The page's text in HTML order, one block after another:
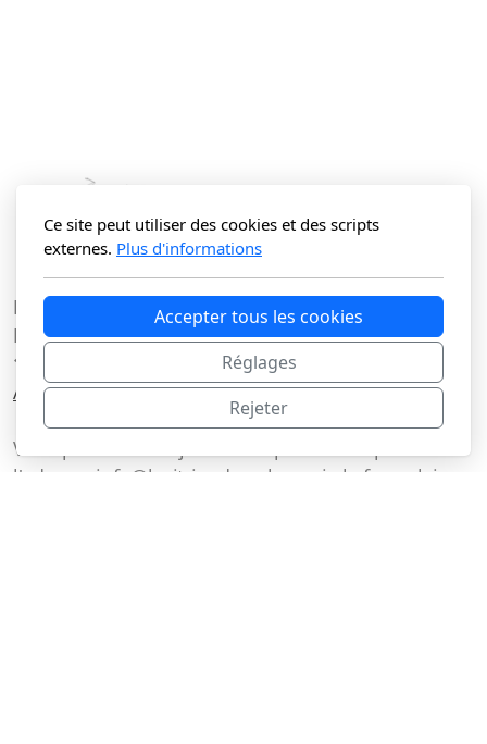
La Vitrine du N Sàrl
Route du Lac 3C
1427 Bonvillars
Accueil Shop Conditions
Vous pouvez nous joindre de préférence par mail à
l'adresse info@lavitrinedun.ch ou via le formulaire
Ce site peut utiliser des cookies et des scripts
externes. Plus d'informations
Accepter tous les cookies
Réglages
Rejeter